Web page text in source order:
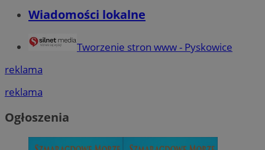
Wiadomości lokalne
Tworzenie stron www - Pyskowice
reklama
reklama
Ogłoszenia